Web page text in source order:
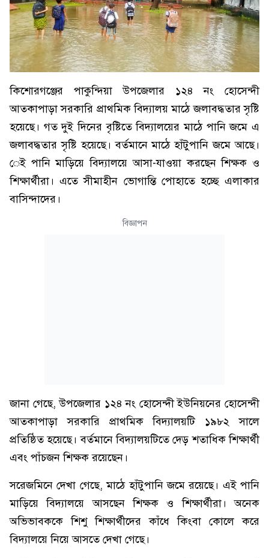
কিশোরগঞ্জের পাকুন্দিয়া উপজেলার ১২৪ নং হোসেন্দী
আতকাপাড়া সরকারি প্রাথমিক বিদ্যালয় মাঠে জলাবদ্ধতার সৃষ্টি
হয়েছে। গত দুই দিনের বৃষ্টিতে বিদ্যালয়ের মাঠে পানি জমে এ
জলাবদ্ধতার সৃষ্টি হয়েছে। বর্তমানে মাঠে হাঁটুপানি জমে আছে।
েই পানি মাড়িয়ে বিদ্যালয়ে আসা-যাওয়া করছেন শিক্ষক ও
শিক্ষার্থীরা। এতে সীমাহীন ভোগান্তি পোহাতে হচ্ছে এলাকার
বাসিন্দাদের।
বিজ্ঞাপন
জানা গেছে, উপজেলার ১২৪ নং হোসেন্দী ইউনিয়নের হোসেন্দী
আতকাপাড়া সরকারি প্রাথমিক বিদ্যালয়টি ১৯৮২ সালে
প্রতিষ্ঠিত হয়েছে। বর্তমানে বিদ্যালয়টিতে দেড় শতাধিক শিক্ষার্থী
এবং পাঁচজন শিক্ষক রয়েছেন।
সরেজমিনে দেখা গেছে, মাঠে হাঁটুপানি জমে রয়েছে। এই পানি
মাড়িয়ে বিদ্যালয়ে আসছেন শিক্ষক ও শিক্ষার্থীরা। অনেক
অভিভাবককে শিশু শিক্ষার্থীদের কাঁধে কিংবা কোলে করে
বিদ্যালয়ে নিয়ে আসতে দেখা গেছে।